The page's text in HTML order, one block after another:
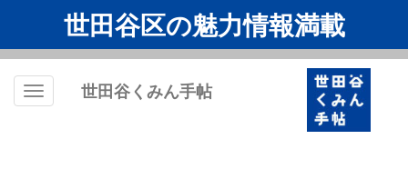
世田谷区の魅力情報満載
Toggle
世田谷くみん手帖